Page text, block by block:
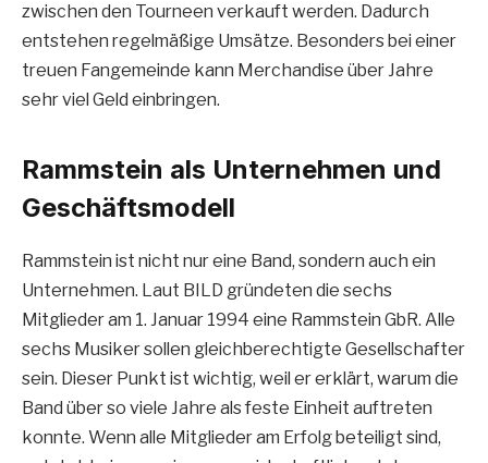
zwischen den Tourneen verkauft werden. Dadurch
entstehen regelmäßige Umsätze. Besonders bei einer
treuen Fangemeinde kann Merchandise über Jahre
sehr viel Geld einbringen.
Rammstein als Unternehmen und
Geschäftsmodell
Rammstein ist nicht nur eine Band, sondern auch ein
Unternehmen. Laut BILD gründeten die sechs
Mitglieder am 1. Januar 1994 eine Rammstein GbR. Alle
sechs Musiker sollen gleichberechtigte Gesellschafter
sein. Dieser Punkt ist wichtig, weil er erklärt, warum die
Band über so viele Jahre als feste Einheit auftreten
konnte. Wenn alle Mitglieder am Erfolg beteiligt sind,